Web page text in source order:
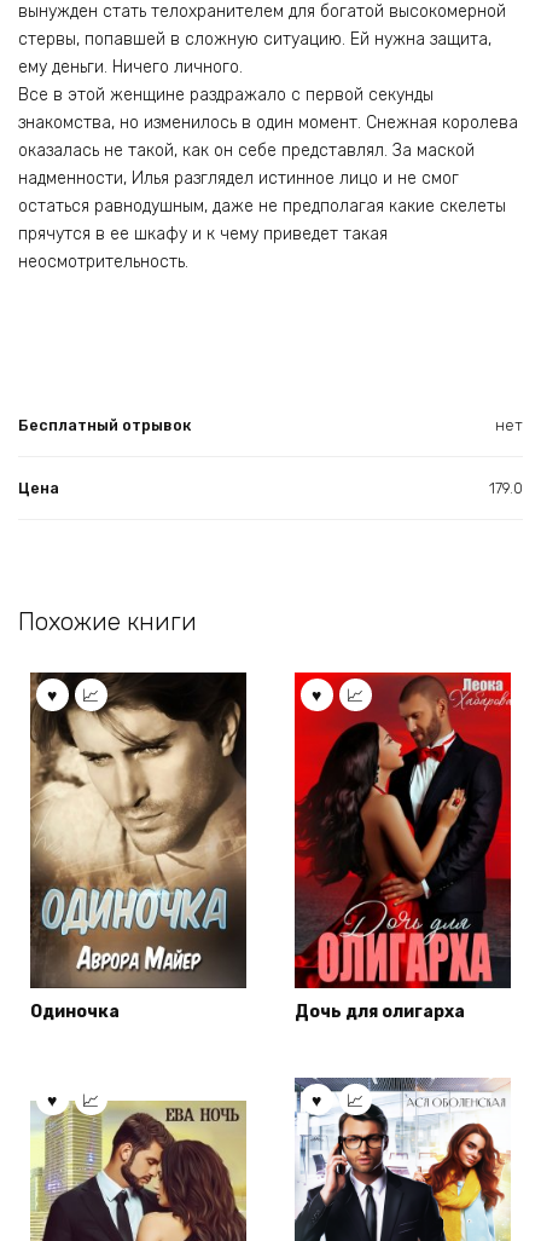
вынужден стать телохранителем для богатой высокомерной
стервы, попавшей в сложную ситуацию. Ей нужна защита,
ему деньги. Ничего личного.
Все в этой женщине раздражало с первой секунды
знакомства, но изменилось в один момент. Снежная королева
оказалась не такой, как он себе представлял. За маской
надменности, Илья разглядел истинное лицо и не смог
остаться равнодушным, даже не предполагая какие скелеты
прячутся в ее шкафу и к чему приведет такая
неосмотрительность.
Бесплатный отрывок нет
Цена 179.0
Похожие книги
Одиночка Дочь для олигарха